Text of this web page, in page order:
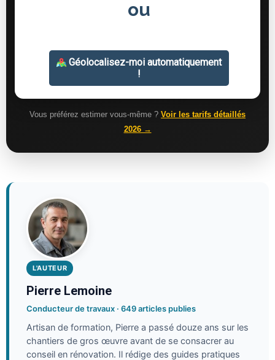
Vous préférez estimer vous-même ? Voir les tarifs détaillés
2026 →
L'AUTEUR
Pierre Lemoine
Conducteur de travaux · 649 articles publies
Artisan de formation, Pierre a passé douze ans sur les
chantiers de gros œuvre avant de se consacrer au
conseil en rénovation. Il rédige des guides pratiques